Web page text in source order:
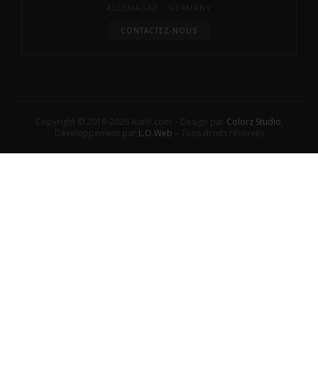
CONTACTEZ-NOUS
Colorz Studio
L.O.Web